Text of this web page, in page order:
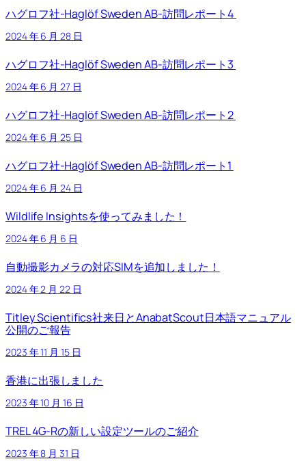
ハグロフ社-Haglöf Sweden AB-訪問レポート4
2024 年 6 月 28 日
ハグロフ社-Haglöf Sweden AB-訪問レポート3
2024 年 6 月 27 日
ハグロフ社-Haglöf Sweden AB-訪問レポート2
2024 年 6 月 25 日
ハグロフ社-Haglöf Sweden AB-訪問レポート1
2024 年 6 月 24 日
Wildlife Insightsを使ってみました！
2024 年 6 月 6 日
自動撮影カメラの対応SIMを追加しました！
2024 年 2 月 22 日
Titley Scientifics社来日とAnabatScout日本語マニュアル
公開のご報告
2023 年 11 月 15 日
香港に出張しました
2023 年 10 月 16 日
TREL 4G-Rの新しい設定ツールのご紹介
2023 年 8 月 31 日